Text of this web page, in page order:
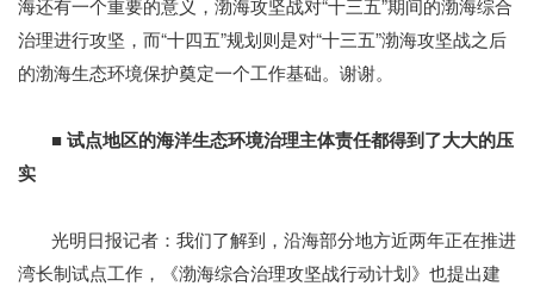
治理进行攻坚，而“十四五”规划则是对“十三五”渤海攻坚战之后
的渤海生态环境保护奠定一个工作基础。谢谢。
■ 试点地区的海洋生态环境治理主体责任都得到了大大的压
实
光明日报记者：我们了解到，沿海部分地方近两年正在推进
湾长制试点工作，《渤海综合治理攻坚战行动计划》也提出建